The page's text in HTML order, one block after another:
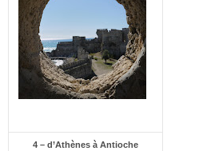
4 – d’Athènes à Antioche